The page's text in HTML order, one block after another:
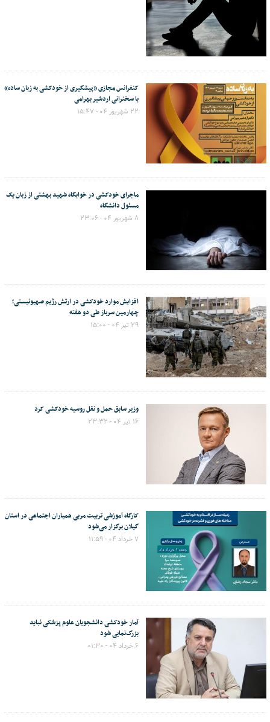
کنفرانس مجازی «پیشگیری از خودکشی به زبان ساده»
با سخنرانی اردشیر بهرامی
۲۲ شهریور ۰۴ - ۱۵:۴۷
ماجرای خودکشی در خوابگاه شهید بهشتی از زبان یک
مسئول دانشگاه
۸ شهریور ۰۴ - ۲۳:۰۶
افزایش موارد خودکشی در ارتش رژیم صهیونیستی؛
چهارمین سرباز طی دو هفته
۲۹ تیر ۰۴ - ۱۵:۰۰
وزیر سابق حمل و نقل روسیه خودکشی کرد
۱۶ تیر ۰۴ - ۲۳:۳۲
کارگاه آموزشی تربیت مربی همیاران اجتماعی در استان
گیلان برگزار می‌شود
۷ خرداد ۰۴ - ۱۱:۵۹
آمار خودکشی دانشجویان علوم پزشکی نباید
بزرگ‌نمایی شود
۶ خرداد ۰۴ - ۰۱:۳۰